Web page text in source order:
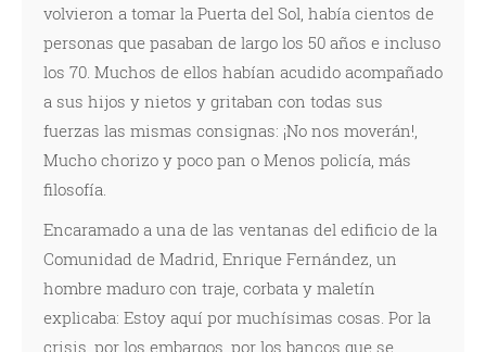
volvieron a tomar la Puerta del Sol, había cientos de
personas que pasaban de largo los 50 años e incluso
los 70. Muchos de ellos habían acudido acompañado
a sus hijos y nietos y gritaban con todas sus
fuerzas las mismas consignas: ¡No nos moverán!,
Mucho chorizo y poco pan o Menos policía, más
filosofía.
Encaramado a una de las ventanas del edificio de la
Comunidad de Madrid, Enrique Fernández, un
hombre maduro con traje, corbata y maletín
explicaba: Estoy aquí por muchísimas cosas. Por la
crisis, por los embargos, por los bancos que se